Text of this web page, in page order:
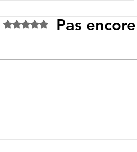
promesses différées,
réalités évitées
Noté 0 étoile sur 5.
Pas